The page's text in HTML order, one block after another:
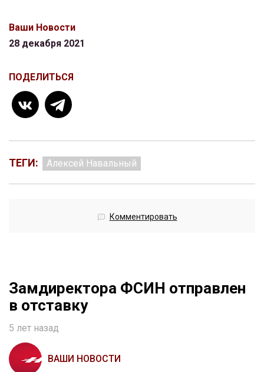
Ваши Новости
28 декабря 2021
ПОДЕЛИТЬСЯ
ТЕГИ: Алексей Навальный
Комментировать
Замдиректора ФСИН отправлен
в отставку
5 лет назад
ВАШИ НОВОСТИ